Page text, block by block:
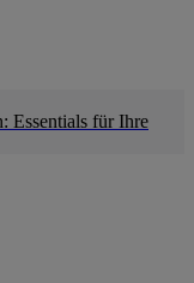
Essentials für Ihre